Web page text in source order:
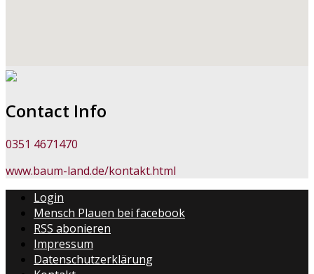
Contact Info
0351 4671470
www.baum-land.de/kontakt.html
Login
Mensch Plauen bei facebook
RSS abonieren
Impressum
Datenschutzerklärung